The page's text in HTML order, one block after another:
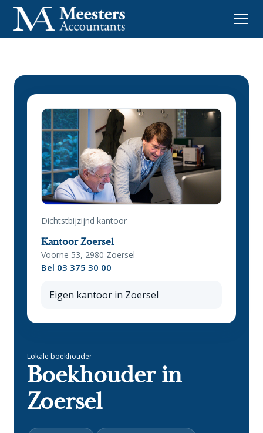
Lokale boekhouder
Boekhouder in
Zoersel
Dichtstbijzijnd kantoor
Kantoor Zoersel
Voorne 53, 2980 Zoersel
Bel 03 375 30 00
Eigen kantoor in Zoersel